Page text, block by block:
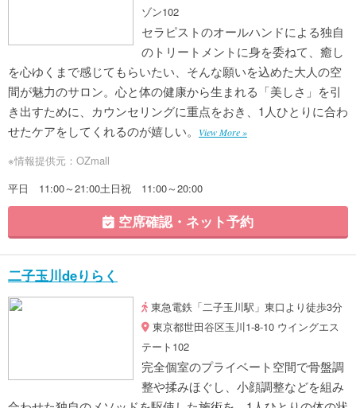
ゾン102
セラピストのオールハンドによる独自
のトリートメントに身を委ねて、癒し
を心ゆくまで感じてもらいたい、そんな願いを込めた大人の空
間が魅力のサロン。心と体の健康から生まれる「美しさ」を引
き出すために、カウンセリングに重点をおき、1人ひとりに合わ
せたケアをしてくれるのが嬉しい。
View More »
※情報提供元：OZmall
平日 11:00～21:00土日祝 11:00～20:00
空席確認・ネット予約
二子玉川deりらく
東急電鉄「二子玉川駅」東口より徒歩3分
東京都世田谷区玉川1-8-10 ウイングエス
テート102
完全個室のプライベート空間で骨盤調
整や揉みほぐし、小顔調整などを組み